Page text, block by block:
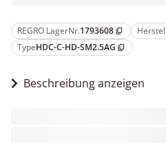
REGRO LagerNr.1793608 content_copy
TypeHDC-C-HD-SM2.5AG content_copy
Beschreibung anzeigen